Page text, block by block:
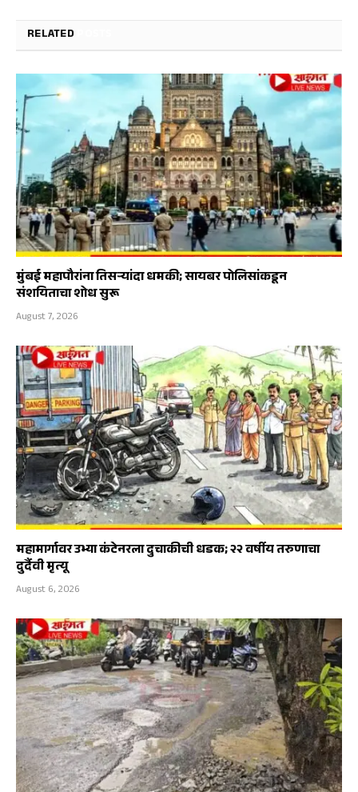
RELATED
मुंबई महापौरांना तिसऱ्यांदा धमकी; सायबर पोलिसांकडून
संशयिताचा शोध सुरू
August 7, 2026
महामार्गावर उभ्या कंटेनरला दुचाकीची धडक; २२ वर्षीय तरुणाचा
दुर्दैवी मृत्यू
August 6, 2026